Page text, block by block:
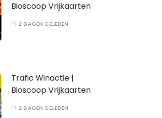
Bioscoop Vrijkaarten
2 DAGEN GELEDEN
Trafic Winactie |
Bioscoop Vrijkaarten
2 DAGEN GELEDEN